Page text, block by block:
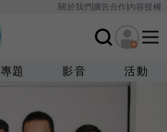
關於我們廣告合作內容授權
專題 影音 活動